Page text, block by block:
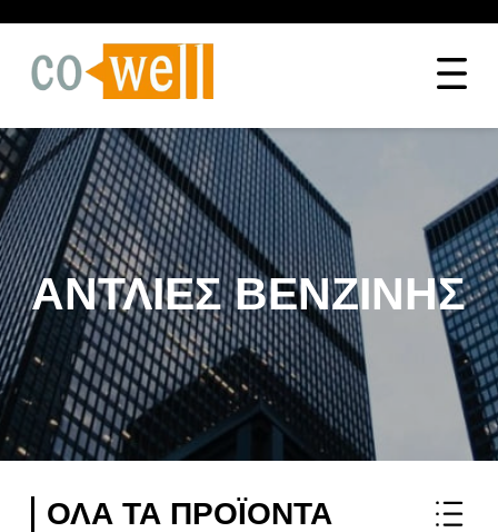
ΑΝΤΛΊΕΣ ΒΕΝΖΊΝΗΣ
ΌΛΑ ΤΑ ΠΡΟΪΌΝΤΑ